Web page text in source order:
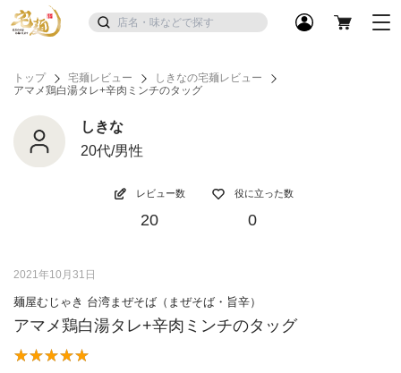
トップ 宅麺レビュー
しきなの宅麺レビュー
アマメ鶏白湯タレ+辛肉ミンチのタッグ
しきな
20代/男性
レビュー数
20
役に立った数
0
2021年10月31日
麺屋むじゃき 台湾まぜそば（まぜそば・旨辛）
アマメ鶏白湯タレ+辛肉ミンチのタッグ